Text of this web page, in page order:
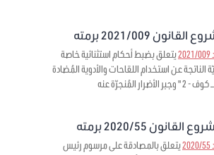
القانون 2021/009 برمته
يتعلق بضبط أحكام استثنائية خاصة
الناتجة عن استخدام اللقاحات والأدوية المُضادة
المُنجرّة عنه
القانون 2020/55 برمته
يتعلق بالمصادقة على مرسوم رئيس